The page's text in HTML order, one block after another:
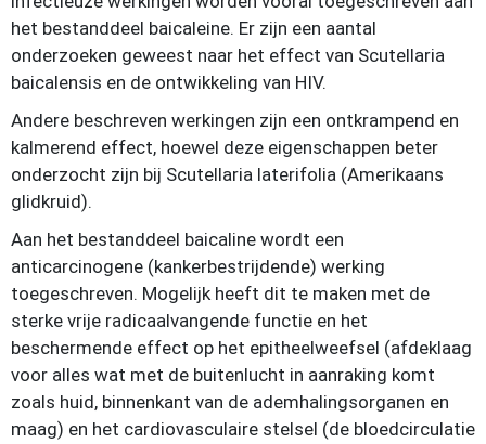
het bestanddeel baicaleine. Er zijn een aantal
onderzoeken geweest naar het effect van Scutellaria
baicalensis en de ontwikkeling van HIV.
Andere beschreven werkingen zijn een ontkrampend en
kalmerend effect, hoewel deze eigenschappen beter
onderzocht zijn bij Scutellaria laterifolia (Amerikaans
glidkruid).
Aan het bestanddeel baicaline wordt een
anticarcinogene (kankerbestrijdende) werking
toegeschreven. Mogelijk heeft dit te maken met de
sterke vrije radicaalvangende functie en het
beschermende effect op het epitheelweefsel (afdeklaag
voor alles wat met de buitenlucht in aanraking komt
zoals huid, binnenkant van de ademhalingsorganen en
maag) en het cardiovasculaire stelsel (de bloedcirculatie